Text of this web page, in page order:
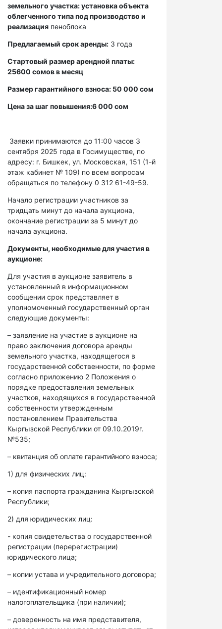
земельного участка: установка объекта
облегченного типа под производство и
реализация пеноблока
Предлагаемый срок аренды: 3 года
Стартовый размер арендной платы:
25600 сомов в месяц
Размер гарантийного взноса: 50 000 сом
Цена за шаг повышения:6 000 сом
Заявки принимаются до 11:00 часов 3
сентября 2025 года в Госимуществе, по
адресу: г. Бишкек, ул. Московская, 151 (1-й
этаж кабинет № 109) по всем вопросам
обращаться по телефону 0 312 61-49-59.
Начало регистрации участников за
тридцать минут до начала аукциона,
окончание регистрации за 5 минут до
начала аукциона.
Документы, необходимые для участия в
аукционе:
Для участия в аукционе заявитель в
установленный в информационном
сообщении срок представляет в
уполномоченный государственный орган
следующие документы:
– заявление на участие в аукционе на
право заключения договора аренды
земельного участка, находящегося в
государственной собственности, по форме
согласно приложению 2 Положения о
порядке предоставления земельных
участков, находящихся в государственной
собственности утвержденным
постановлением Правительства
Кыргызской Республики от 09.10.2019г.
№535;
– квитанция об оплате гарантийного взноса;
1) для физических лиц:
– копия паспорта гражданина Кыргызской
Республики;
2) для юридических лиц:
- копия свидетельства о государственной
регистрации (перерегистрации)
юридического лица;
– копии устава и учредительного договора;
– идентификационный номер
налогоплательщика (при наличии);
– доверенность на имя представителя,